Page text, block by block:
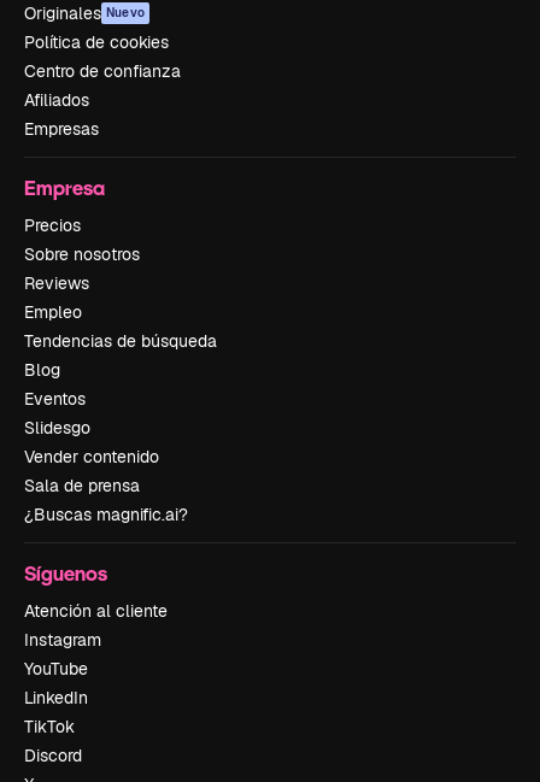
Originales Nuevo
Política de cookies
Centro de confianza
Afiliados
Empresas
Empresa
Precios
Sobre nosotros
Reviews
Empleo
Tendencias de búsqueda
Blog
Eventos
Slidesgo
Vender contenido
Sala de prensa
¿Buscas magnific.ai?
Síguenos
Atención al cliente
Instagram
YouTube
LinkedIn
TikTok
Discord